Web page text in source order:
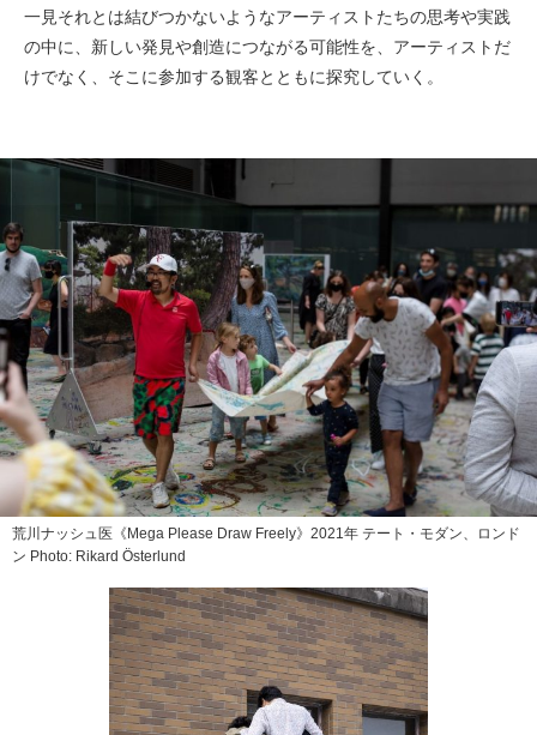
一見それとは結びつかないようなアーティストたちの思考や実践
の中に、新しい発見や創造につながる可能性を、アーティストだ
けでなく、そこに参加する観客とともに探究していく。
荒川ナッシュ医《Mega Please Draw Freely》2021年 テート・モダン、ロンド
ン Photo: Rikard Österlund